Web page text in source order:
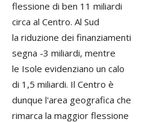
flessione di ben 11 miliardi
circa al Centro. Al Sud
la riduzione dei finanziamenti
segna -3 miliardi, mentre
le Isole evidenziano un calo
di 1,5 miliardi. Il Centro è
dunque l'area geografica che
rimarca la maggior flessione